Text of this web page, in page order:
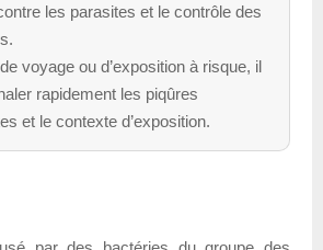
les parasites et le contrôle des
voyage ou d’exposition à risque, il
rapidement les piqûres
et le contexte d’exposition.